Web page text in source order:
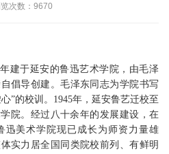
次数：9670
建于延安的鲁迅艺术学院，由毛泽
倡导创建。毛泽东同志为学院书写
”的校训。1945年，延安鲁艺迁校至
院。经过八十余年的发展建设，在
迅美术学院现已成长为师资力量雄
实力居全国同类院校前列、有鲜明